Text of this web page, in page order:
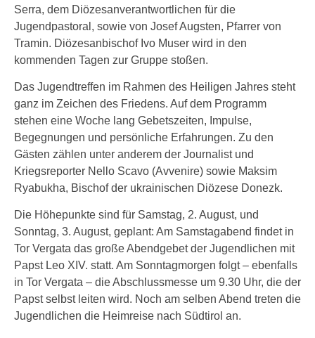
Serra, dem Diözesanverantwortlichen für die
Jugendpastoral, sowie von Josef Augsten, Pfarrer von
Tramin. Diözesanbischof Ivo Muser wird in den
kommenden Tagen zur Gruppe stoßen.
Das Jugendtreffen im Rahmen des Heiligen Jahres steht
ganz im Zeichen des Friedens. Auf dem Programm
stehen eine Woche lang Gebetszeiten, Impulse,
Begegnungen und persönliche Erfahrungen. Zu den
Gästen zählen unter anderem der Journalist und
Kriegsreporter Nello Scavo (Avvenire) sowie Maksim
Ryabukha, Bischof der ukrainischen Diözese Donezk.
Die Höhepunkte sind für Samstag, 2. August, und
Sonntag, 3. August, geplant: Am Samstagabend findet in
Tor Vergata das große Abendgebet der Jugendlichen mit
Papst Leo XIV. statt. Am Sonntagmorgen folgt – ebenfalls
in Tor Vergata – die Abschlussmesse um 9.30 Uhr, die der
Papst selbst leiten wird. Noch am selben Abend treten die
Jugendlichen die Heimreise nach Südtirol an.